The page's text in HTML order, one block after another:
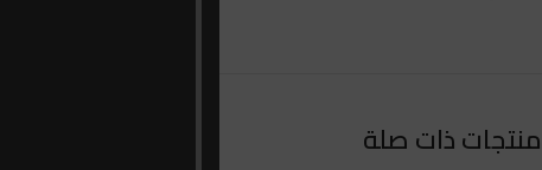
منتجات ذات صلة